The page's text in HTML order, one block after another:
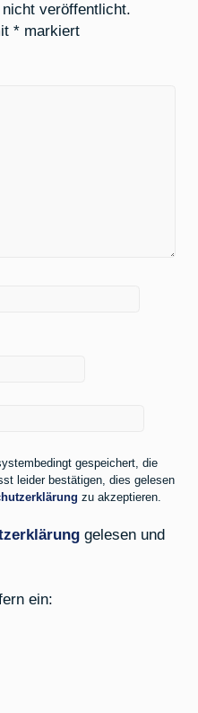
veröffentlicht.
* markiert
gespeichert, die
leider bestätigen, dies gelesen
zu akzeptieren.
gelesen und
ein: